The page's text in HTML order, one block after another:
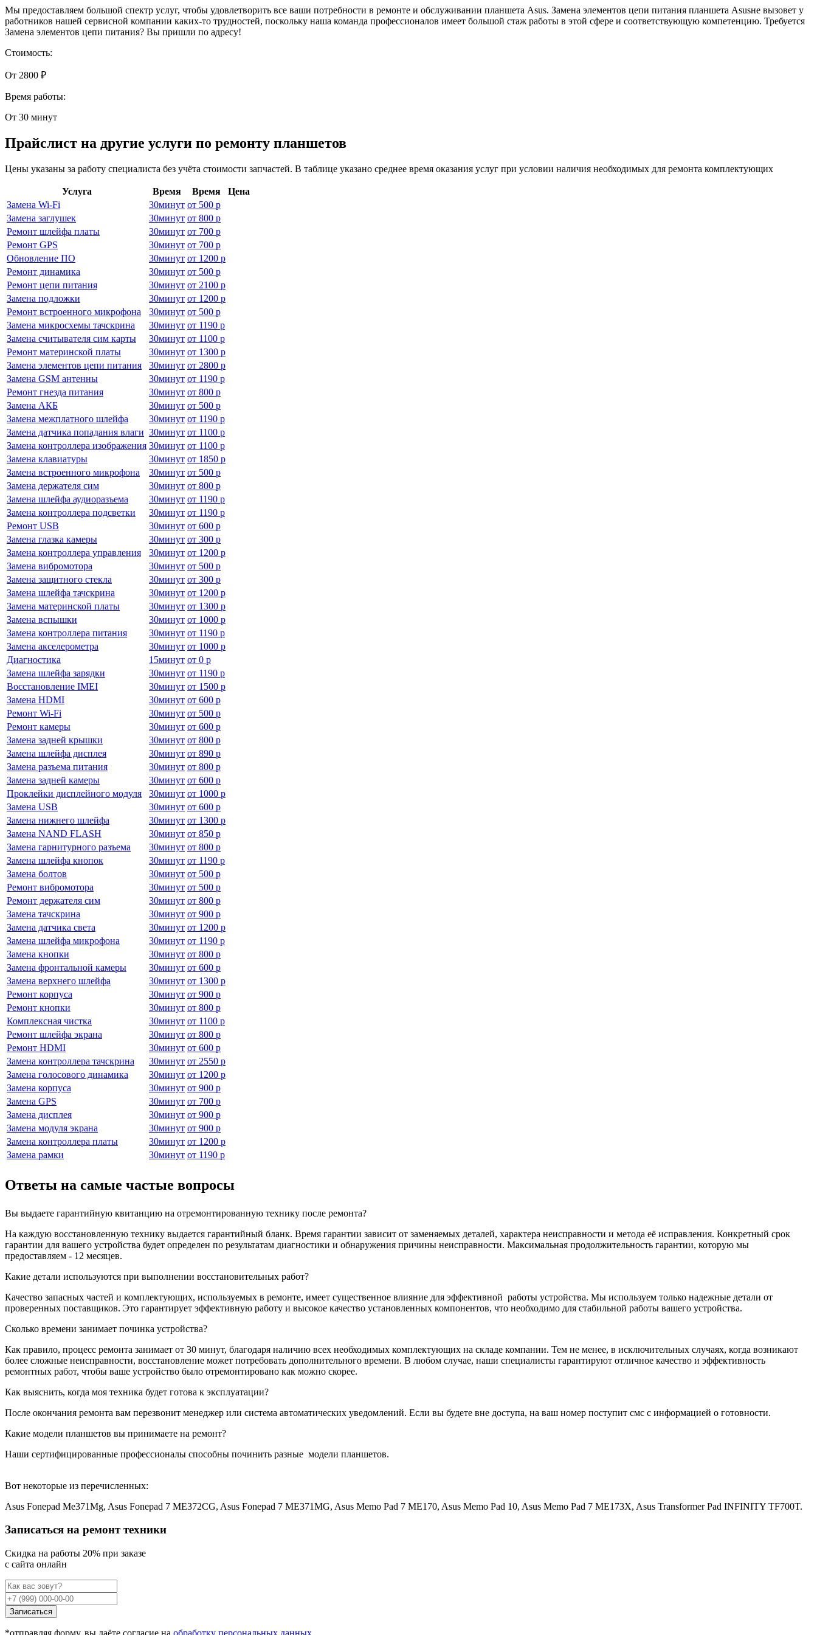
Мы предоставляем большой спектр услуг, чтобы удовлетворить все ваши потребности в ремонте и обслуживании планшета Asus. Замена элементов цепи питания планшета Asusне вызовет у
работников нашей сервисной компании каких-то трудностей, поскольку наша команда профессионалов имеет большой стаж работы в этой сфере и соответствующую компетенцию. Требуется
Замена элементов цепи питания? Вы пришли по адресу!
Стоимость:
От 2800 ₽
Время работы:
От 30 минут
Прайслист на другие услуги по ремонту планшетов
Цены указаны за работу специалиста без учёта стоимости запчастей. В таблице указано среднее время оказания услуг при условии наличия необходимых для ремонта комплектующих
Услуга Время Время
Цена
Замена Wi-Fi
30минут от 500 р
Замена заглушек
30минут от 800 р
Ремонт шлейфа платы
30минут от 700 р
Ремонт GPS
30минут от 700 р
Обновление ПО
30минут от 1200 р
Ремонт динамика
30минут от 500 р
Ремонт цепи питания
30минут от 2100 р
Замена подложки
30минут от 1200 р
Ремонт встроенного микрофона
30минут от 500 р
Замена микросхемы тачскрина
30минут от 1190 р
Замена считывателя сим карты
30минут от 1100 р
Ремонт материнской платы
30минут от 1300 р
Замена элементов цепи питания
30минут от 2800 р
Замена GSM антенны
30минут от 1190 р
Ремонт гнезда питания
30минут от 800 р
Замена АКБ
30минут от 500 р
Замена межплатного шлейфа
30минут от 1190 р
Замена датчика попадания влаги 30минут от 1100 р
Замена контроллера изображения 30минут от 1100 р
Замена клавиатуры
30минут от 1850 р
Замена встроенного микрофона
30минут от 500 р
Замена держателя сим
30минут от 800 р
Замена шлейфа аудиоразъема
30минут от 1190 р
Замена контроллера подсветки
30минут от 1190 р
Ремонт USB
30минут от 600 р
Замена глазка камеры
30минут от 300 р
Замена контроллера управления
30минут от 1200 р
Замена вибромотора
30минут от 500 р
Замена защитного стекла
30минут от 300 р
Замена шлейфа тачскрина
30минут от 1200 р
Замена материнской платы
30минут от 1300 р
Замена вспышки
30минут от 1000 р
Замена контроллера питания
30минут от 1190 р
Замена акселерометра
30минут от 1000 р
Диагностика
15минут от 0 р
Замена шлейфа зарядки
30минут от 1190 р
Восстановление IMEI
30минут от 1500 р
Замена HDMI
30минут от 600 р
Ремонт Wi-Fi
30минут от 500 р
Ремонт камеры
30минут от 600 р
Замена задней крышки
30минут от 800 р
Замена шлейфа дисплея
30минут от 890 р
Замена разъема питания
30минут от 800 р
Замена задней камеры
30минут от 600 р
Проклейки дисплейного модуля
30минут от 1000 р
Замена USB
30минут от 600 р
Замена нижнего шлейфа
30минут от 1300 р
Замена NAND FLASH
30минут от 850 р
Замена гарнитурного разъема
30минут от 800 р
Замена шлейфа кнопок
30минут от 1190 р
Замена болтов
30минут от 500 р
Ремонт вибромотора
30минут от 500 р
Ремонт держателя сим
30минут от 800 р
Замена тачскрина
30минут от 900 р
Замена датчика света
30минут от 1200 р
Замена шлейфа микрофона
30минут от 1190 р
Замена кнопки
30минут от 800 р
Замена фронтальной камеры
30минут от 600 р
Замена верхнего шлейфа
30минут от 1300 р
Ремонт корпуса
30минут от 900 р
Ремонт кнопки
30минут от 800 р
Комплексная чистка
30минут от 1100 р
Ремонт шлейфа экрана
30минут от 800 р
Ремонт HDMI
30минут от 600 р
Замена контроллера тачскрина
30минут от 2550 р
Замена голосового динамика
30минут от 1200 р
Замена корпуса
30минут от 900 р
Замена GPS
30минут от 700 р
Замена дисплея
30минут от 900 р
Замена модуля экрана
30минут от 900 р
Замена контроллера платы
30минут от 1200 р
Замена рамки
30минут от 1190 р
Ответы на самые частые вопросы
Вы выдаете гарантийную квитанцию на отремонтированную технику после ремонта?
На каждую восстановленную технику выдается гарантийный бланк. Время гарантии зависит от заменяемых деталей, характера неисправности и метода её исправления. Конкретный срок
гарантии для вашего устройства будет определен по результатам диагностики и обнаружения причины неисправности. Максимальная продолжительность гарантии, которую мы
предоставляем - 12 месяцев.
Какие детали используются при выполнении восстановительных работ?
Качество запасных частей и комплектующих, используемых в ремонте, имеет существенное влияние для эффективной работы устройства. Мы используем только надежные детали от
проверенных поставщиков. Это гарантирует эффективную работу и высокое качество установленных компонентов, что необходимо для стабильной работы вашего устройства.
Сколько времени занимает починка устройства?
Как правило, процесс ремонта занимает от 30 минут, благодаря наличию всех необходимых комплектующих на складе компании. Тем не менее, в исключительных случаях, когда возникают
более сложные неисправности, восстановление может потребовать дополнительного времени. В любом случае, наши специалисты гарантируют отличное качество и эффективность
ремонтных работ, чтобы ваше устройство было отремонтировано как можно скорее.
Как выяснить, когда моя техника будет готова к эксплуатации?
После окончания ремонта вам перезвонит менеджер или система автоматических уведомлений. Если вы будете вне доступа, на ваш номер поступит смс с информацией о готовности.
Какие модели планшетов вы принимаете на ремонт?
Наши сертифицированные профессионалы способны починить разные модели планшетов.
Вот некоторые из перечисленных:
Asus Fonepad Me371Mg, Asus Fonepad 7 ME372CG, Asus Fonepad 7 ME371MG, Asus Memo Pad 7 ME170, Asus Memo Pad 10, Asus Memo Pad 7 ME173X, Asus Transformer Pad INFINITY TF700T.
Записаться на ремонт техники
Cкидка на работы 20% при заказе
с сайта онлайн
Записаться
*отправляя форму, вы даёте согласие на обработку персональных данных